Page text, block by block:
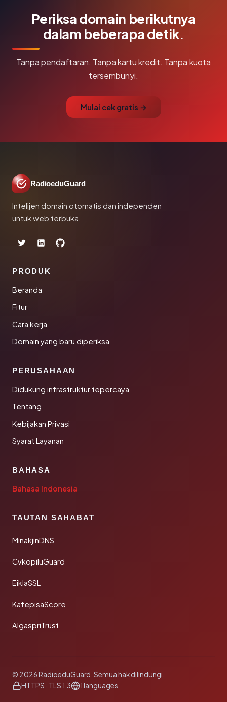
Periksa domain berikutnya
dalam beberapa detik.
Tanpa pendaftaran. Tanpa kartu kredit. Tanpa kuota
tersembunyi.
Mulai cek gratis →
RadioeduGuard
Intelijen domain otomatis dan independen
untuk web terbuka.
PRODUK
Beranda
Fitur
Cara kerja
Domain yang baru diperiksa
PERUSAHAAN
Didukung infrastruktur tepercaya
Tentang
Kebijakan Privasi
Syarat Layanan
BAHASA
Bahasa Indonesia
TAUTAN SAHABAT
MinakjinDNS
CvkopiluGuard
EiklaSSL
KafepisaScore
AlgaspriTrust
© 2026 RadioeduGuard. Semua hak dilindungi.
HTTPS · TLS 1.3
1 languages